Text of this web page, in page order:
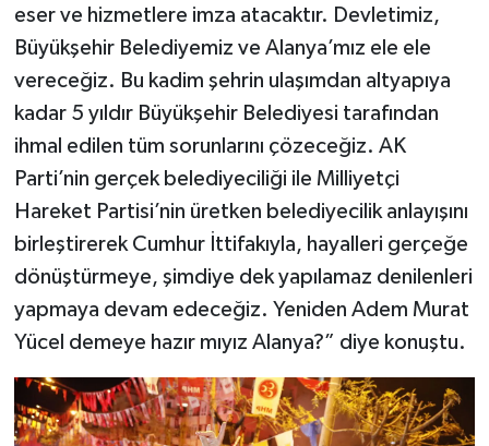
eser ve hizmetlere imza atacaktır. Devletimiz,
Büyükşehir Belediyemiz ve Alanya’mız ele ele
vereceğiz. Bu kadim şehrin ulaşımdan altyapıya
kadar 5 yıldır Büyükşehir Belediyesi tarafından
ihmal edilen tüm sorunlarını çözeceğiz. AK
Parti’nin gerçek belediyeciliği ile Milliyetçi
Hareket Partisi’nin üretken belediyecilik anlayışını
birleştirerek Cumhur İttifakıyla, hayalleri gerçeğe
dönüştürmeye, şimdiye dek yapılamaz denilenleri
yapmaya devam edeceğiz. Yeniden Adem Murat
Yücel demeye hazır mıyız Alanya?” diye konuştu.